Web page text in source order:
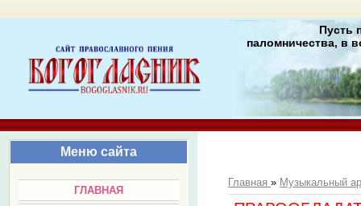
Пусть
паломничества, в
Меню сайта
ГЛАВНАЯ
Главная» Музыкальный